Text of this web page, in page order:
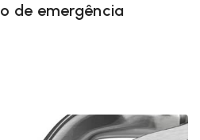
de emergência